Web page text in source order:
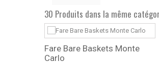
30 Produits dans la même
Fare Bare Baskets Monte
Carlo